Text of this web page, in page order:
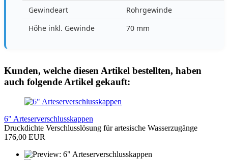
Gewindeart
Rohrgewinde
Höhe inkl. Gewinde
70 mm
Kunden, welche diesen Artikel bestellten, haben
auch folgende Artikel gekauft:
6" Arteserverschlusskappen
Druckdichte Verschlusslösung für artesische Wasserzugänge
176,00 EUR